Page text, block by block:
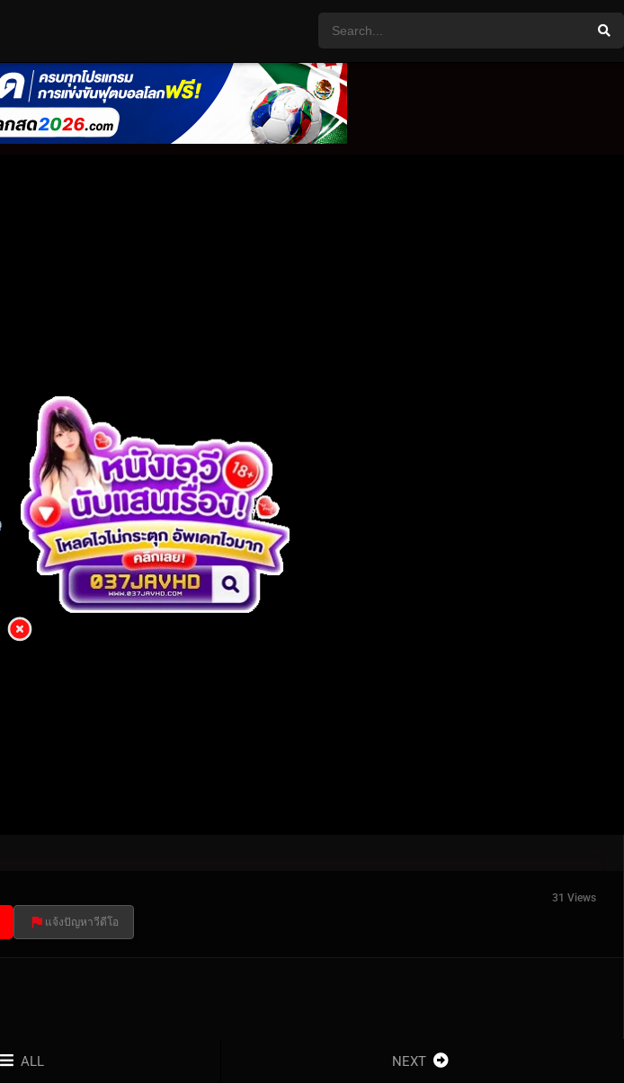
31 Views
แจ้งปัญหาวีดีโอ
ALL NEXT